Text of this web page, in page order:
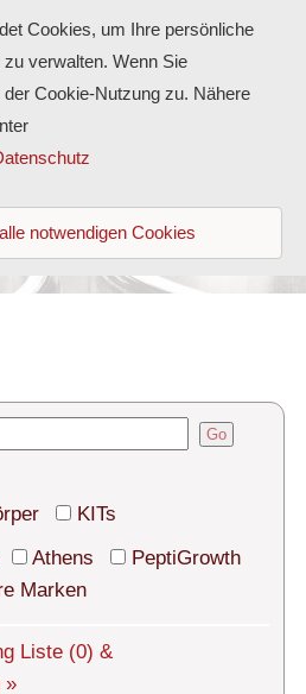
Go
KITs
Athens
PeptiGrowth
Marken
Liste (0) &
»
Cookies, um Ihre persönliche
verwalten. Wenn Sie
Cookie-Nutzung zu. Nähere
notwendigen Cookies